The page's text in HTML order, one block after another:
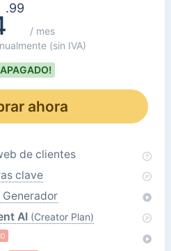
.99
/ mes
(sin IVA)
ahora
de clientes
clave
Generador
AI (Creator Plan)